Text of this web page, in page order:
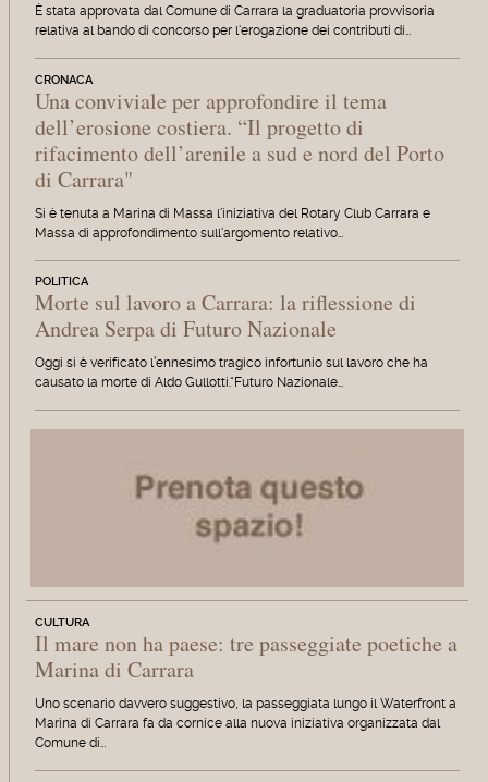
È stata approvata dal Comune di Carrara la graduatoria provvisoria
relativa al bando di concorso per l'erogazione dei contributi di…
CRONACA
Una conviviale per approfondire il tema
dell’erosione costiera. “Il progetto di
rifacimento dell’arenile a sud e nord del Porto
di Carrara"
Si è tenuta a Marina di Massa l'iniziativa del Rotary Club Carrara e
Massa di approfondimento sull'argomento relativo…
POLITICA
Morte sul lavoro a Carrara: la riflessione di
Andrea Serpa di Futuro Nazionale
Oggi si è verificato l’ennesimo tragico infortunio sul lavoro che ha
causato la morte di Aldo Gullotti.“Futuro Nazionale…
CULTURA
Il mare non ha paese: tre passeggiate poetiche a
Marina di Carrara
Uno scenario davvero suggestivo, la passeggiata lungo il Waterfront a
Marina di Carrara fa da cornice alla nuova iniziativa organizzata dal
Comune di…